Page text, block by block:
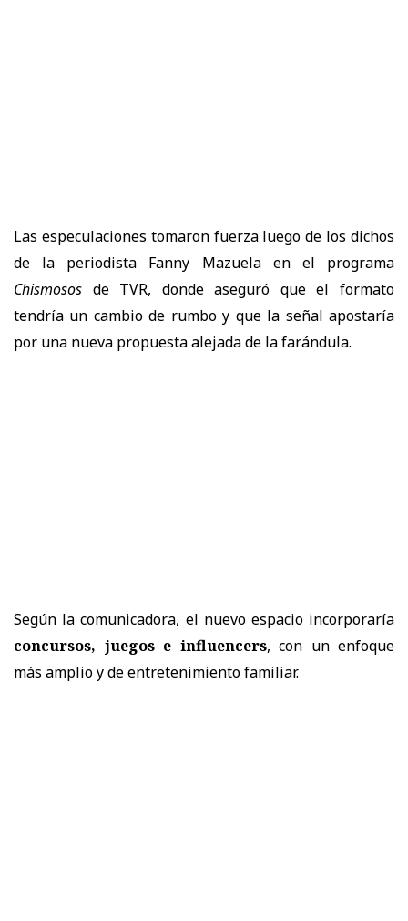
Las especulaciones tomaron fuerza luego de los dichos
de la periodista Fanny Mazuela en el programa
Chismosos de TVR, donde aseguró que el formato
tendría un cambio de rumbo y que la señal apostaría
por una nueva propuesta alejada de la farándula.
Según la comunicadora, el nuevo espacio incorporaría
concursos, juegos e influencers, con un enfoque
más amplio y de entretenimiento familiar.